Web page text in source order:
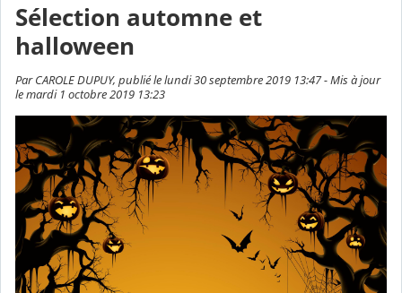
Sélection automne et
halloween
Par CAROLE DUPUY, publié le lundi 30 septembre 2019 13:47 - Mis à jour
le mardi 1 octobre 2019 13:23